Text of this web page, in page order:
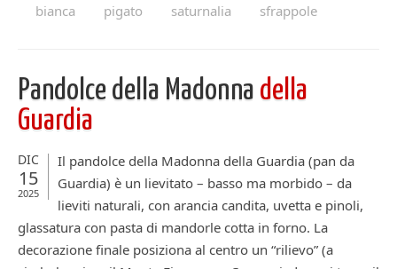
bianca
pigato saturnalia sfrappole
Pandolce della Madonna della
Guardia
DIC
15
2025
Il pandolce della Madonna della Guardia (pan da
Guardia) è un lievitato – basso ma morbido – da
lieviti naturali, con arancia candita, uvetta e pinoli,
glassatura con pasta di mandorle cotta in forno. La
decorazione finale posiziona al centro un “rilievo” (a